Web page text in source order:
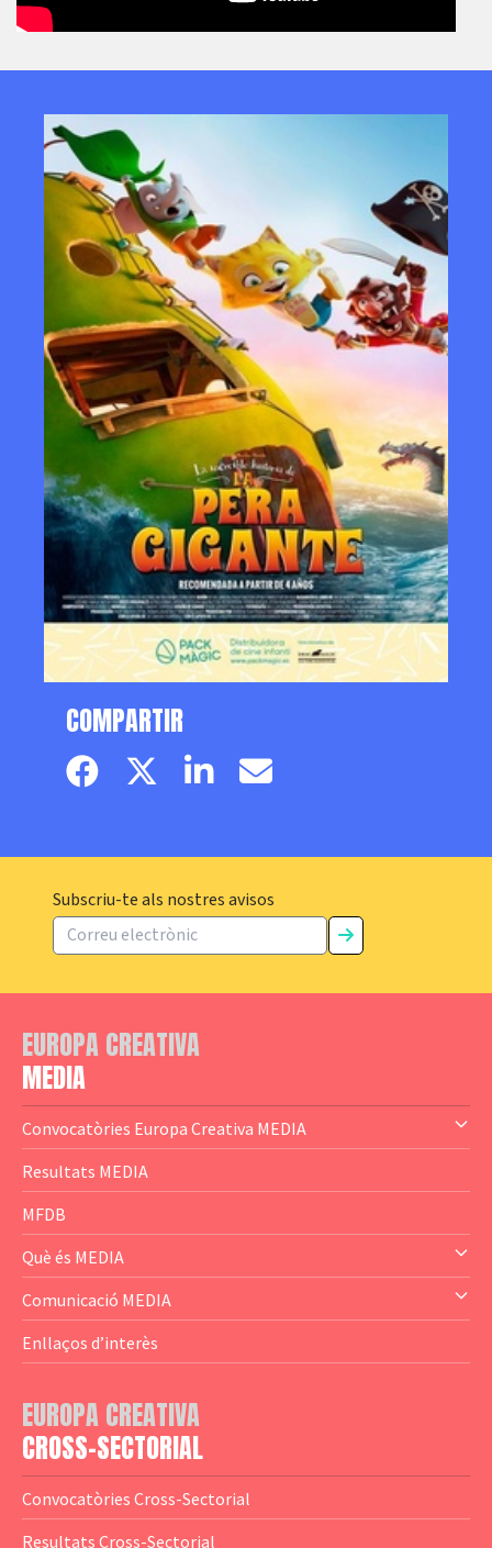
COMPARTIR
Facebook pageTwitter page
LinkedinEmail
Subscriu-te als nostres avisos
EUROPA CREATIVA
MEDIA
Convocatòries Europa Creativa MEDIA
— Content Cluster
— Business Cluster
— Audience Cluster
— Altres
Resultats MEDIA
MFDB
Què és MEDIA
— El subprograma MEDIA
— Agència Executiva
— Logotips
Comunicació MEDIA
— Estrenes a Catalunya
— Notícies
— Guies MEDIA
Enllaços d’interès
EUROPA CREATIVA
CROSS-SECTORIAL
Convocatòries Cross-Sectorial
Resultats Cross-Sectorial